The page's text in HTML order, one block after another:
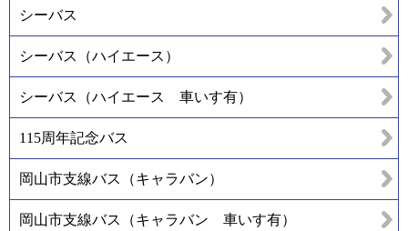
シーバス
シーバス（ハイエース）
シーバス（ハイエース 車いす有）
115周年記念バス
岡山市支線バス（キャラバン）
岡山市支線バス（キャラバン 車いす有）